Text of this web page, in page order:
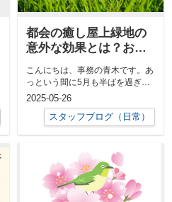
都会の癒し屋上緑地の
意外な効果とは？おす
こんにちは、事務の青木です。あ
っという間に5月も半ばを過ぎ、
日差しの強さから少しずつ夏の気
配も感じら...
2025-05-26
スタッフブログ（日常）